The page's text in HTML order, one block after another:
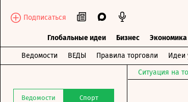
Подписаться
Глобальные идеи Бизнес Экономика
Ведомости ВЕДЫ Правила торговли Идеи
Ведомости Спорт
Ситуация на